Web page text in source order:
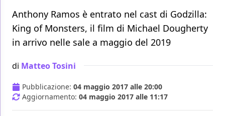
Anthony Ramos è entrato nel cast di Godzilla:
King of Monsters, il film di Michael Dougherty
in arrivo nelle sale a maggio del 2019
di Matteo Tosini
Pubblicazione: 04 maggio 2017 alle 20:00
Aggiornamento: 04 maggio 2017 alle 11:17